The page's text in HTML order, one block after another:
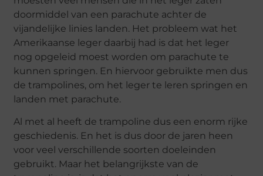
doormiddel van een parachute achter de
vijandelijke linies landen. Het probleem wat het
Amerikaanse leger daarbij had is dat het leger
nog opgeleid moest worden om parachute te
kunnen springen. En hiervoor gebruikte men dus
de trampolines, om het leger te leren springen en
landen met parachute.
Al met al heeft de trampoline dus een enorm rijke
geschiedenis. En het is dus door de jaren heen
voor veel verschillende soorten doeleinden
gebruikt. Maar het belangrijkste van de